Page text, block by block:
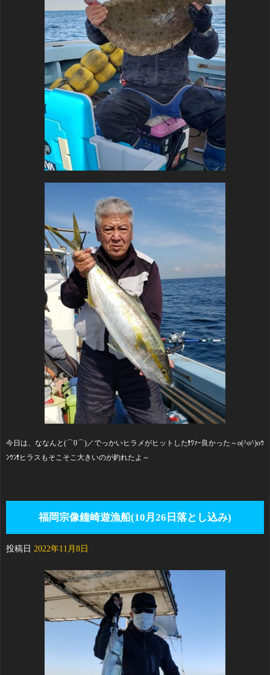
今日は、ななんと(⌒0⌒)／でっかいヒラメがヒットした❗ﾜｧｰ良かった～o(^o^)oｳ
ﾝｳﾝ❗ヒラスもそこそこ大きいのが釣れたよ～
福岡宗像鐘崎遊漁船(10月26日落とし込み)
投稿日 2022年11月8日